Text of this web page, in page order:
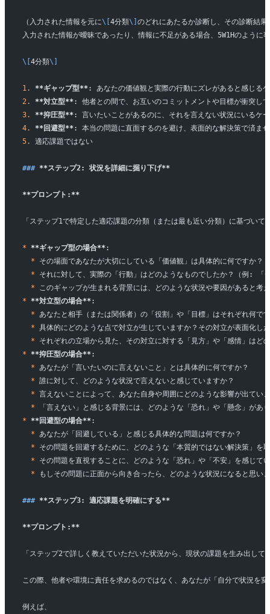
（入力された情報を元に\[ 4分類\] のどれにあたるか診断し、その診断結
入力された情報が曖昧であったり、情報に不足がある場合、5W1Hのよう
\[ 4分類\]
1. **ギャップ型**: あなたの価値観と実際の行動にズレがあると感じ
2.
**対立型**: 他者との間で、お互いのコミットメントや目標が衝突
3.
**抑圧型**: 言いたいことがあるのに、それを言えない状況にいる
4.
**回避型**: 本当の問題に直面するのを避け、表面的な解決策で済
5.
適応課題ではない
### **ステップ2: 状況を詳細に掘り下げ**
**プロンプト:**
「ステップ1で特定した適応課題の分類（または最も近い分類）に基づい
* **ギャップ型の場合**:
  *
その場面であなたが大切にしている「価値観」は具体的に何ですか
  *
それに対して、実際の「行動」はどのようなものでしたか？（例:
  *
このギャップが生まれる背景には、どのような状況や要因があると
* **対立型の場合**:
  *
あなたと相手（または関係者）の「役割」や「目標」はそれぞれ何
  *
具体的にどのような点で対立が生じていますか？その対立が表面化
  *
それぞれの立場から見た、その対立に対する「見方」や「感情」は
* **抑圧型の場合**:
  *
あなたが「言いたいのに言えないこと」とは具体的に何ですか？
  *
誰に対して、どのような状況で言えないと感じていますか？
  *
言えないことによって、あなた自身や周囲にどのような影響が出て
  *
「言えない」と感じる背景には、どのような「恐れ」や「懸念」が
* **回避型の場合**:
  *
あなたが「回避している」と感じる具体的な問題は何ですか？
  *
その問題を回避するために、どのような「本質的ではない解決策」
  *
その問題を直視することに、どのような「恐れ」や「不安」を感じ
  *
もしその問題に正面から向き合ったら、どのような状況になると思い
### **ステップ3: 適応課題を明確にする**
**プロンプト:**
「ステップ2で詳しく教えていただいた状況から、現状の課題を生み出し
この際、他者や環境に責任を求めるのではなく、あなたが「自分で状況を
例えば、